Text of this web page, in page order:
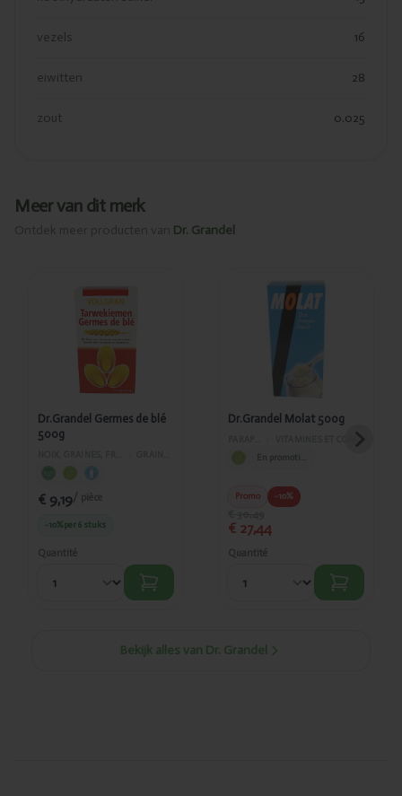
vezels 16
eiwitten 28
zout 0.025
Meer van dit merk
Ontdek meer producten van Dr. Grandel
Ajouté
Dr.Grandel
Germes de
blé 500g
Dr.Grandel Germes de blé
500g
€ 9,19/ pièce
-10%per 6 stuks
Quantité
Ajouté
Dr.Grandel
Molat 500g
Dr.Grandel Molat 500g
VITAMINES ET COMPLÉMENTS ALIMENTAIRES
Promo -10%
€ 27,44
Quantité
Bekijk alles van Dr. Grandel